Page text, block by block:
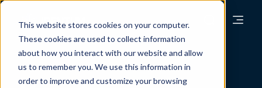
This website stores cookies on your computer.
These cookies are used to collect information
about how you interact with our website and allow
us to remember you. We use this information in
order to improve and customize your browsing